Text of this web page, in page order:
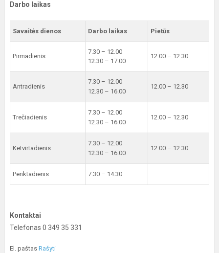
Darbo laikas
Savaitės dienos Darbo laikas Pietūs
Pirmadienis
7.30 – 12.00
12.30 – 17.00
12.00 – 12.30
Antradienis
7.30 – 12.00
12.30 – 16.00
12.00 – 12.30
Trečiadienis
7.30 – 12.00
12.30 – 16.00
12.00 – 12.30
Ketvirtadienis
7.30 – 12.00
12.30 – 16.00
12.00 – 12.30
Penktadienis 7.30 – 14.30
Kontaktai
Telefonas 0 349 35 331
El. paštas Rašyti